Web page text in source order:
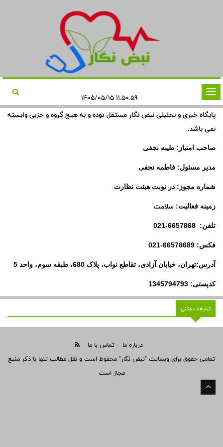
تغییر
وضعیت
ناوبری
پایگاه خبری و تحلیلی نبض نگار مستقل بوده و به هیچ گروه و حزبی وابسته
نمی باشد.
صاحب امتیاز: طیبه نجفی
مدیر مسئول: فاطمه نجفی
شماره مجوز: در نوبت هیئت نظارت
زمینه فعالیت: سلامت
تلفن: 6657868-021
فکس: 66578689-021
آدرس:تهران، خیابان آزادی، تقاطع نواب، پلاک 680، طبقه سوم، واحد 5
کدپستی: 1345794793
تبلیغات متنی
درباره ما
تماس با ما
تمامی حقوق برای وبسایت "نبض نگار" محفوظ است و نقل مطالب تنها با ذکر منبع
مجاز است